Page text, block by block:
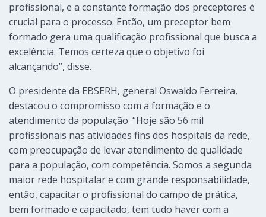
profissional, e a constante formação dos preceptores é
crucial para o processo. Então, um preceptor bem
formado gera uma qualificação profissional que busca a
excelência. Temos certeza que o objetivo foi
alcançando”, disse.
O presidente da EBSERH, general Oswaldo Ferreira,
destacou o compromisso com a formação e o
atendimento da população. “Hoje são 56 mil
profissionais nas atividades fins dos hospitais da rede,
com preocupação de levar atendimento de qualidade
para a população, com competência. Somos a segunda
maior rede hospitalar e com grande responsabilidade,
então, capacitar o profissional do campo de prática,
bem formado e capacitado, tem tudo haver com a